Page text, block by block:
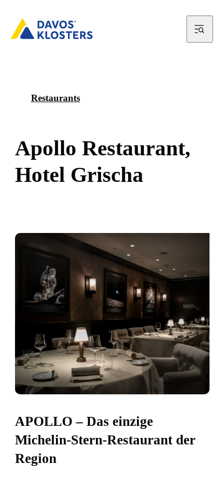
Restaurants
Apollo Restaurant,
Hotel Grischa
APOLLO – Das einzige
Michelin-Stern-Restaurant der
Region